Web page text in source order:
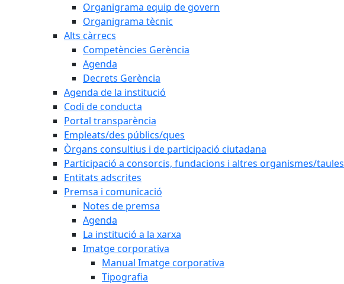
Organigrama equip de govern
Organigrama tècnic
Alts càrrecs
Competències Gerència
Agenda
Decrets Gerència
Agenda de la institució
Codi de conducta
Portal transparència
Empleats/des públics/ques
Òrgans consultius i de participació ciutadana
Participació a consorcis, fundacions i altres organismes/taules
Entitats adscrites
Premsa i comunicació
Notes de premsa
Agenda
La institució a la xarxa
Imatge corporativa
Manual Imatge corporativa
Tipografia